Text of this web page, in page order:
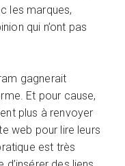
les marques,
qui n’ont pas
gagnerait
Et pour cause,
plus à renvoyer
web pour lire leurs
est très